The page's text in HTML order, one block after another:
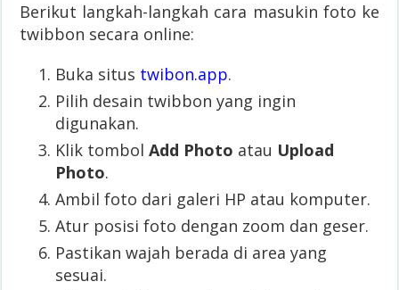
Berikut langkah-langkah cara masukin foto ke
twibbon secara online:
Buka situs twibon.app.
Pilih desain twibbon yang ingin
digunakan.
Klik tombolAdd Photo atau Upload
Photo.
Ambil foto dari galeri HP atau komputer.
Atur posisi foto dengan zoom dan geser.
Pastikan wajah berada di area yang
sesuai.